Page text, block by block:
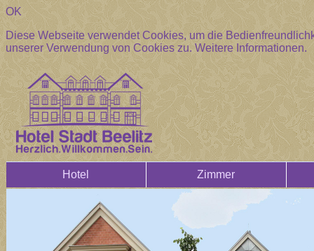
OK
Diese Webseite verwendet Cookies, um die
unserer Verwendung von Cookies zu.Weitere Informationen.
Hotel Zimmer